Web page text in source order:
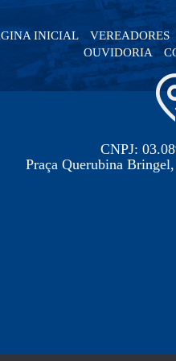
INICIAL VEREADORES
OUVIDORIA
CNPJ:
Praça Querubina